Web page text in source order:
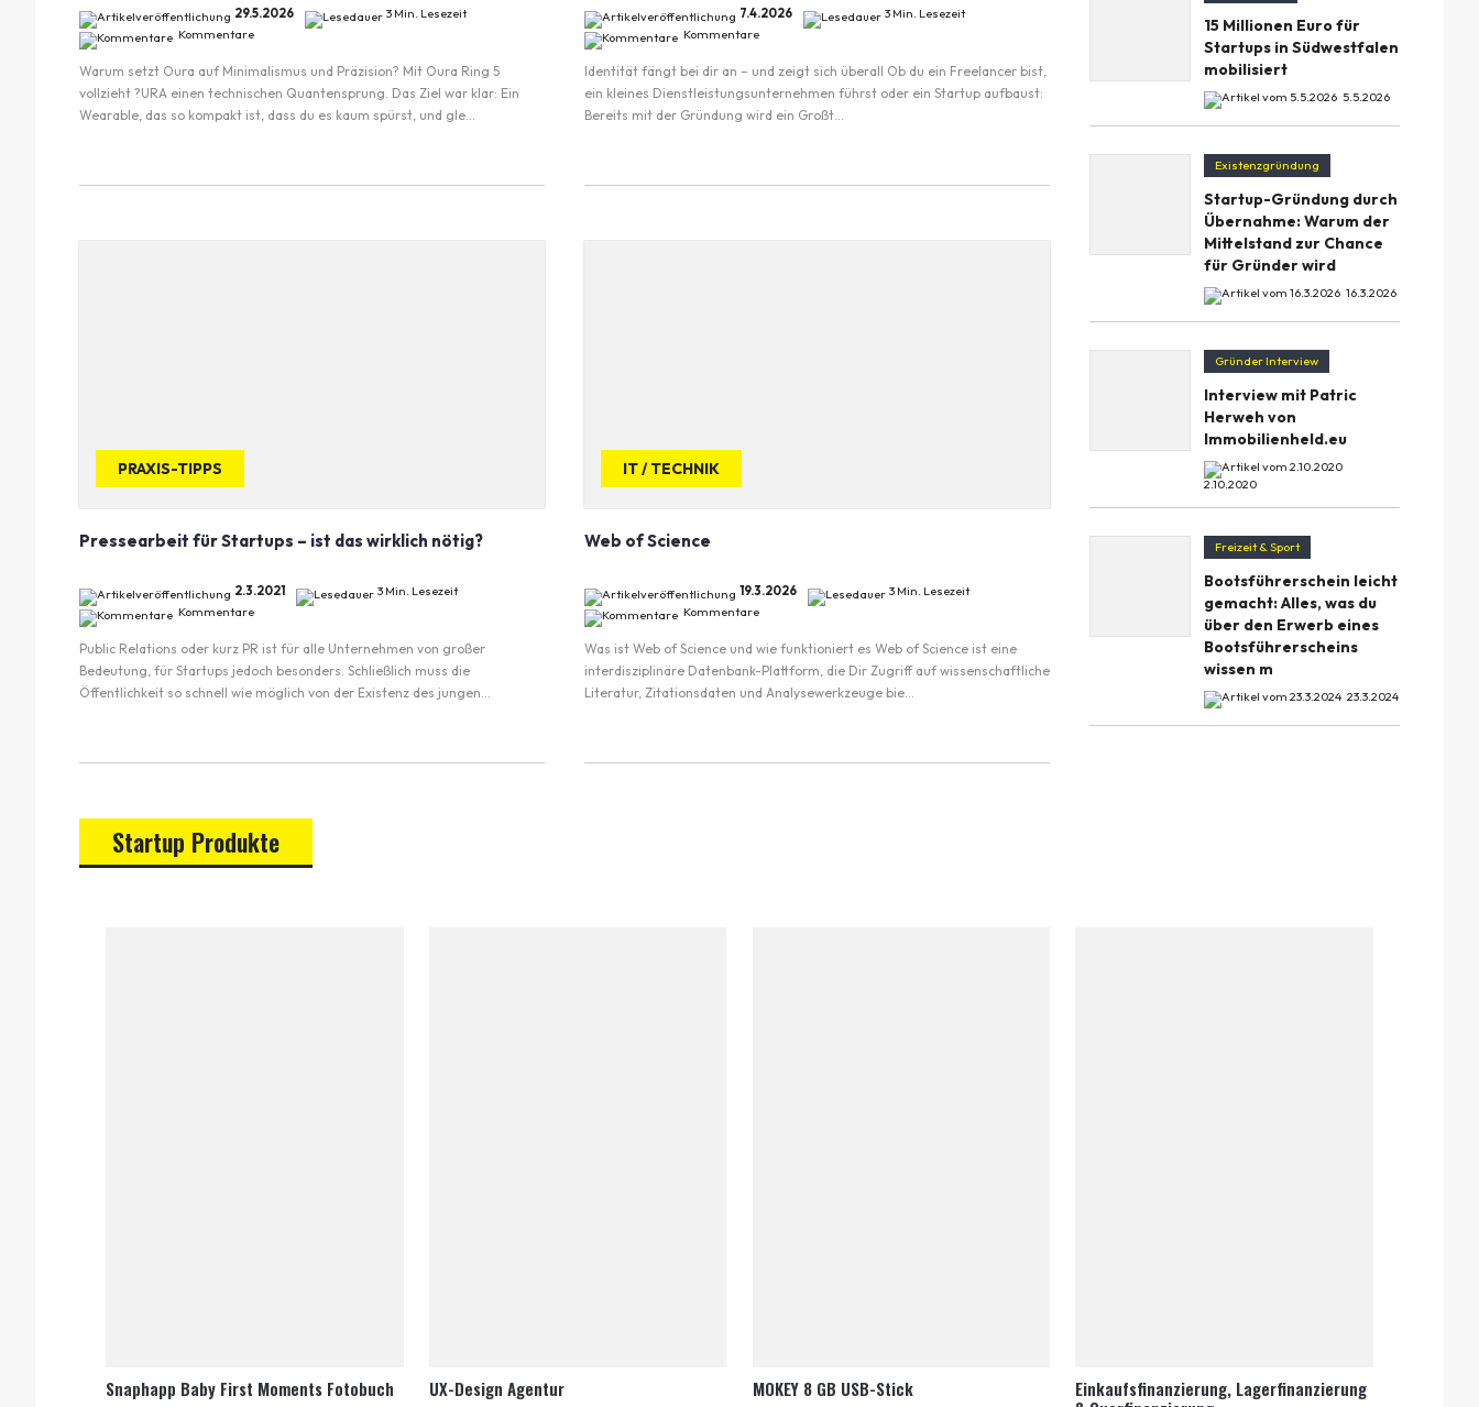
29.5.2026
3 Min. Lesezeit
Kommentare
Warum setzt Oura auf Minimalismus und Präzision? Mit Oura Ring 5
vollzieht ?URA einen technischen Quantensprung. Das Ziel war klar: Ein
Wearable, das so kompakt ist, dass du es kaum spürst, und gle...
7.4.2026
3 Min. Lesezeit
Kommentare
Identität fängt bei dir an – und zeigt sich überall Ob du ein Freelancer bist,
ein kleines Dienstleistungsunternehmen führst oder ein Startup aufbaust:
Bereits mit der Gründung wird ein Großt...
PRAXIS-TIPPS
Pressearbeit für Startups – ist das wirklich nötig?
2.3.2021
3 Min. Lesezeit
Kommentare
Public Relations oder kurz PR ist für alle Unternehmen von großer
Bedeutung, für Startups jedoch besonders. Schließlich muss die
Öffentlichkeit so schnell wie möglich von der Existenz des jungen...
IT / TECHNIK
Web of Science
19.3.2026
3 Min. Lesezeit
Kommentare
Was ist Web of Science und wie funktioniert es Web of Science ist eine
interdisziplinäre Datenbank-Plattform, die Dir Zugriff auf wissenschaftliche
Literatur, Zitationsdaten und Analysewerkzeuge bie...
15 Millionen Euro für
Startups in Südwestfalen
mobilisiert
5.5.2026
Existenzgründung
Startup-Gründung durch
Übernahme: Warum der
Mittelstand zur Chance
für Gründer wird
16.3.2026
Gründer Interview
Interview mit Patric
Herweh von
Immobilienheld.eu
2.10.2020
Freizeit & Sport
Bootsführerschein leicht
gemacht: Alles, was du
über den Erwerb eines
Bootsführerscheins
wissen m
23.3.2024
Startup Produkte
Snaphapp Baby First Moments Fotobuch UX-Design Agentur MOKEY 8 GB USB-Stick
Einkaufsfinanzierung, Lagerfinanzierung